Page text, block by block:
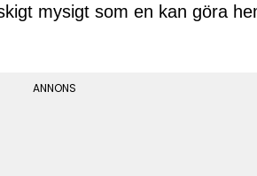
mysigt som en kan göra